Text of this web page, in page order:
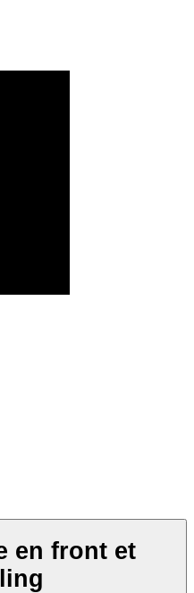
en front et